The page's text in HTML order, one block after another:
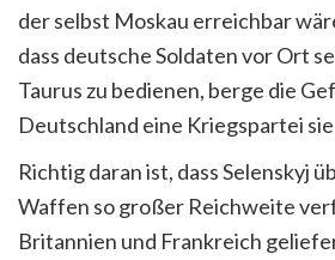
der selbst Moskau erreichbar
dass deutsche Soldaten vor Ort
Taurus zu bedienen, berge die
Deutschland eine Kriegspartei
Richtig daran ist, dass Selenskyj
Waffen so großer Reichweite
Britannien und Frankreich